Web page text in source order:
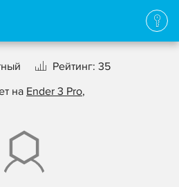
Рейтинг: 35
на Ender 3 Pro,